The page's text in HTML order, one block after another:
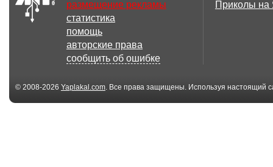
размещение рекламы
статистика
помощь
авторские права
сообщить об ошибке
Приколы
© 2008-2026 Yaplakal.com. Все права защищены. Используя настоящий